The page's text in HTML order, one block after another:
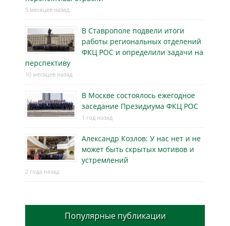
5 месяцев назад
В Ставрополе подвели итоги
работы региональных отделений
ФКЦ РОС и определили задачи на
перспективу
10 месяцев назад
В Москве состоялось ежегодное
заседание Президиума ФКЦ РОС
1 год назад
Александр Козлов: У нас нет и не
может быть скрытых мотивов и
устремлений
2 года назад
Популярные публикации